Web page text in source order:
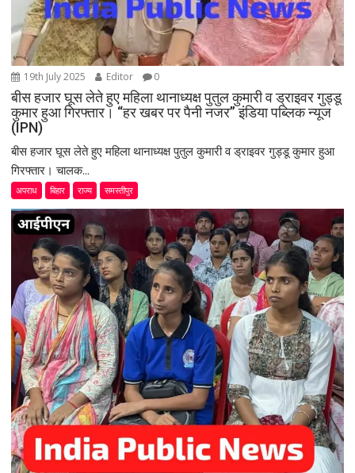
19th July 2025 Editor 0
बीस हजार घूस लेते हुए महिला थानाध्यक्ष पुतुल कुमारी व ड्राइवर गुड्डू
कुमार हुआ गिरफ्तार। “हर खबर पर पैनी नजर” इंडिया पब्लिक न्यूज
(IPN)
बीस हजार घूस लेते हुए महिला थानाध्यक्ष पुतुल कुमारी व ड्राइवर गुड्डू कुमार हुआ
गिरफ्तार। चालक...
अपराध बिहार राज्य समस्तीपुर